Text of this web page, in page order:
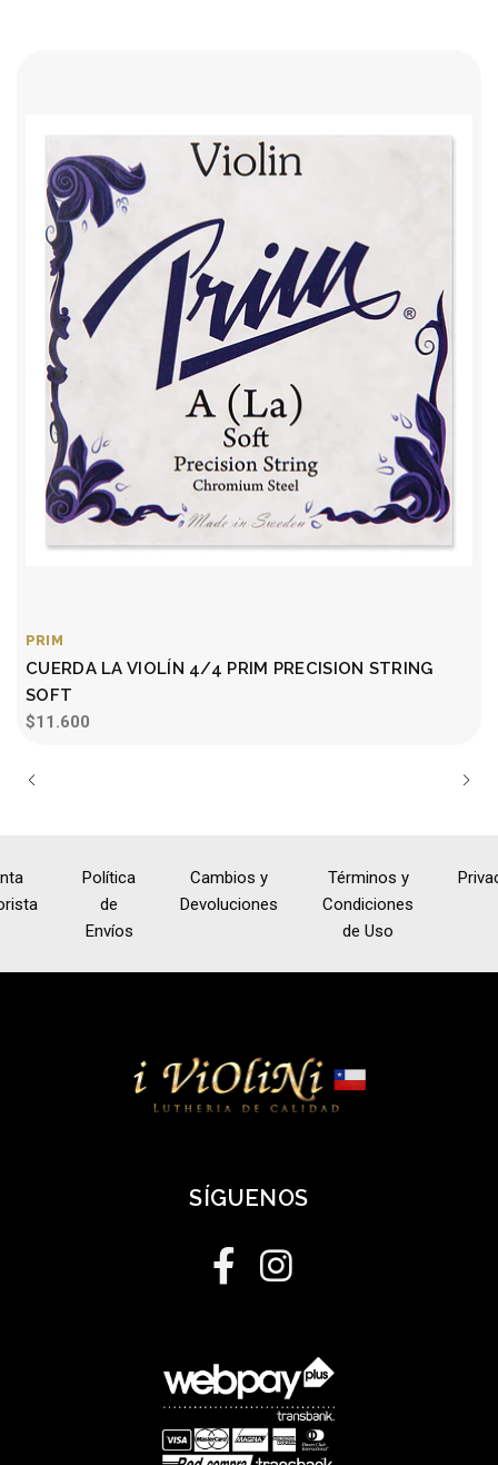
PRIM
CUERDA LA VIOLÍN 4/4 PRIM PRECISION STRING
SOFT
$11.600
Política
de
Envíos
Cambios y
Devoluciones
Términos y
Condiciones
de Uso
SÍGUENOS